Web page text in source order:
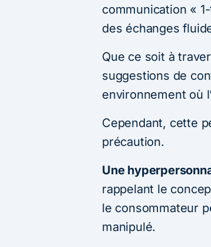
communication «
des échanges
Que ce soit à
suggestions de
environnement où
Cependant, cette
précaution.
Une
rappelant le
le consommateur
manipulé.